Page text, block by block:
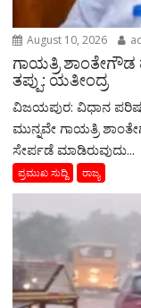
August 10, 2026
ಗಾಯತ್ರಿ ಶಾಂತೇಗೌಡ
ತಪ್ಪು: ಯತೀಂದ್ರ
ವಿಜಯಪುರ: ವಿಧಾನ
ಮುನ್ನವೇ ಗಾಯತ್ರಿ
ಸೇರ್ಪಡೆ ಮಾಡಿರುವುದು...
ಪ್ರಮುಖ ಸುದ್ದಿ ರಾಜ್ಯ